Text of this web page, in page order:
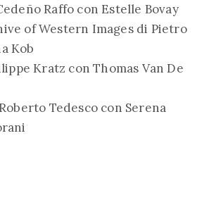
Raffo con Estelle Bovay
of Western Images di Pietro
Kob
Kratz con Thomas Van De
Tedesco con Serena